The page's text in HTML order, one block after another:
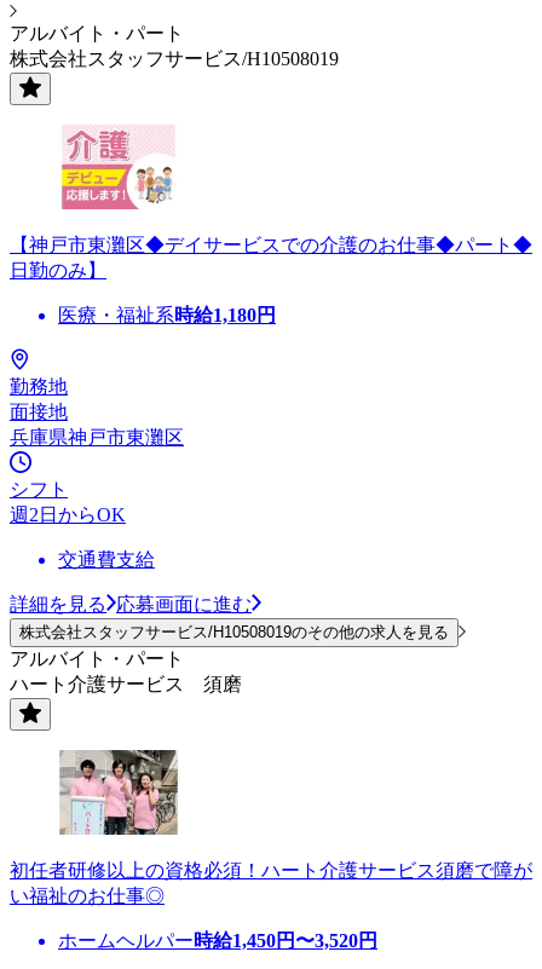
アルバイト・パート
株式会社スタッフサービス/H10508019
【神戸市東灘区◆デイサービスでの介護のお仕事◆パート◆
日勤のみ】
医療・福祉系時給1,180円
勤務地
面接地
兵庫県神戸市東灘区
シフト
週2日からOK
交通費支給
詳細を見る 応募画面に進む
株式会社スタッフサービス/H10508019のその他の求人を見る
アルバイト・パート
ハート介護サービス 須磨
初任者研修以上の資格必須！ハート介護サービス須磨で障が
い福祉のお仕事◎
ホームヘルパー時給1,450円〜3,520円